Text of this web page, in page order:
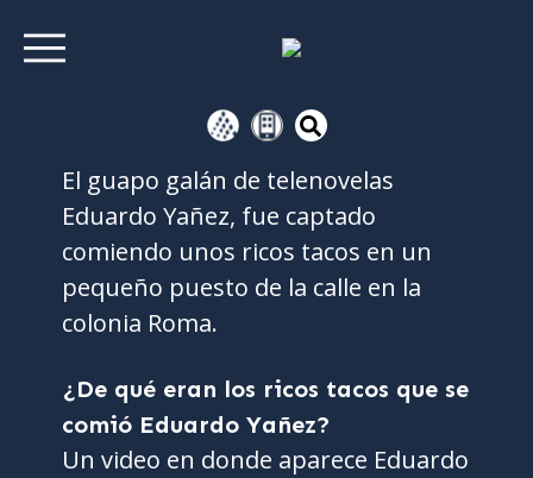
El guapo galán de telenovelas
Eduardo Yañez, fue captado
comiendo unos ricos tacos en un
pequeño puesto de la calle en la
colonia Roma.
¿De qué eran los ricos tacos que se
comió Eduardo Yañez?
Un video en donde aparece Eduardo